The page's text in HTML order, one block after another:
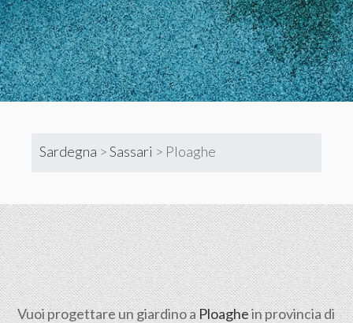
Sardegna >Sassari > Ploaghe
Vuoi progettare un giardino aPloaghein provincia di